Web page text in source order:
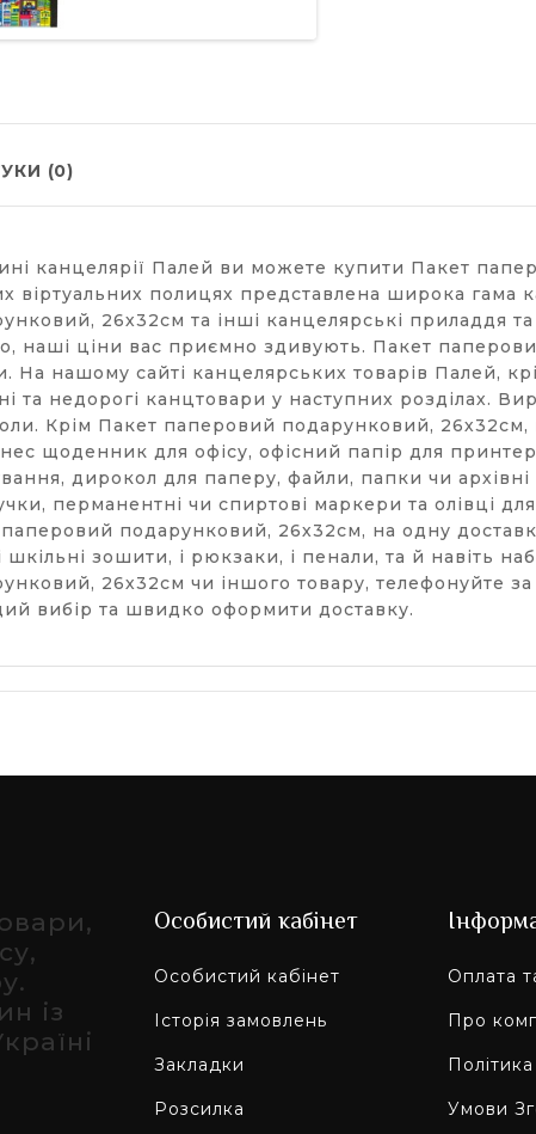
(0)
канцелярії Палей ви можете купити Пакет
віртуальних полицях представлена широка гама
26х32см та інші канцелярські приладдя
наші ціни вас приємно здивують. Пакет
На нашому сайті канцелярських товарів Палей,
та недорогі канцтовари у наступних розділах.
Крім Пакет паперовий подарунковий, 26х32см,
щоденник для офісу, офісний папір для
дирокол для паперу, файли, папки чи
перманентні чи спиртові маркери та
подарунковий, 26х32см, на одну
шкільні зошити, і рюкзаки, і пенали, та й навіть
26х32см чи іншого товару, телефонуйте
вибір та швидко оформити доставку.
із
Особистий кабінет
Особистий кабінет
Історія замовлень
Закладки
Розсилка
Оплата
Про
Умови